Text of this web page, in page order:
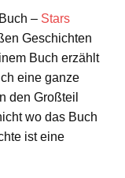
– Stars
Geschichten
Buch erzählt
eine ganze
den Großteil
wo das Buch
ist eine